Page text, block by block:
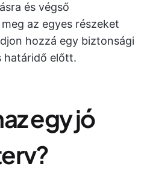
és végső
az egyes részeket
hozzá egy biztonsági
határidő előtt.
egy jó